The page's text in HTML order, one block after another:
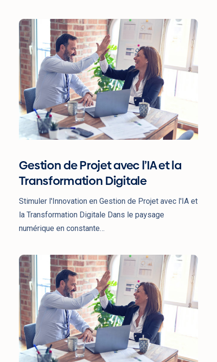
Gestion
de
Projet
avec
l’IA
et
la
Transformation
Digitale
Gestion de Projet avec l’IA et la
Transformation Digitale
Stimuler l'Innovation en Gestion de Projet avec l'IA et
la Transformation Digitale Dans le paysage
numérique en constante…
Améliorer
le
Bien-
Être
dans
les
Environnements